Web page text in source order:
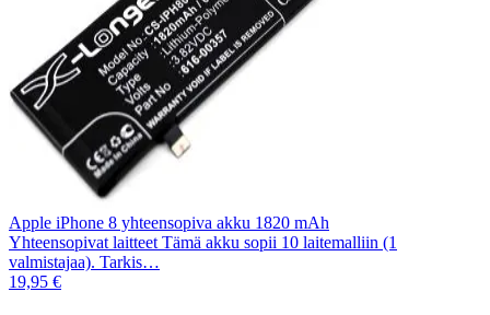
Apple iPhone 8 yhteensopiva akku 1820 mAh
Yhteensopivat laitteet Tämä akku sopii 10 laitemalliin (1
valmistajaa). Tarkis…
19,95 €